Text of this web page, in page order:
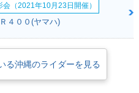
（2021年10月23日開催）
４００(ヤマハ)
る沖縄のライダーを見る